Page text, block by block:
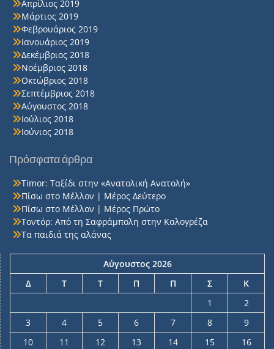
Απρίλιος 2019
Μάρτιος 2019
Φεβρουάριος 2019
Ιανουάριος 2019
Δεκέμβριος 2018
Νοέμβριος 2018
Οκτώβριος 2018
Σεπτέμβριος 2018
Αύγουστος 2018
Ιούλιος 2018
Ιούνιος 2018
Πρόσφατα άρθρα
Timor: Ταξίδι στην «Ανατολική Ανατολή»
Πίσω στο Μέλλον | Μέρος Δεύτερο
Πίσω στο Μέλλον | Μέρος Πρώτο
Τοντόρ: Από τη Σαφράμπολη στην Καλογρέζα
Τα παιδιά της αλάνας
Αύγουστος 2026
Δ
Τ Τ Π Π Σ
Κ
1
2
3
4 5 6 7 8
9
10
11 12 13 14 15
16